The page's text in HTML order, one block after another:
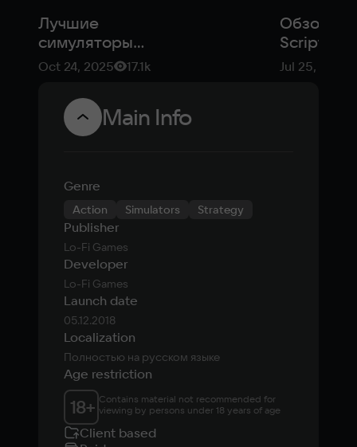
Лучшие
симуляторы
жизни: топ игр
консолей
Oct 24, 2025 17.1k
Обзор
Script:
—
Jul 25, 2025
Main Info
Genre
Action Simulators Strategy
Publisher
Lo-Fi Games
Developer
Lo-Fi Games
Launch date
05.12.2018
Localization
Полностью на русском языке
Age restriction
18+ Contains material not recommended for
viewing by persons under 18 years of age
Client based